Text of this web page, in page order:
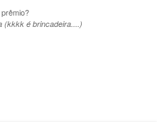
(kkkk é brincadeira....)